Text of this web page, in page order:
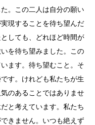
。この二人は自分の願い
現することを待ち望んだ
しても、どれほど時間が
を待ち望みました。この
ます。待ち望むこと。そ
す。けれども私たちが生
のあることではありませ
と考えています。私たち
きません。いつも絶えず